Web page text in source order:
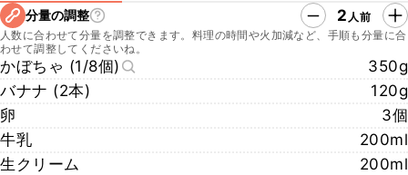
分量の調整 2 人前
人数に合わせて分量を調整できます。料理の時間や火加減など、手順も分量に合
わせて調整してくださいね。
かぼちゃ (1/8個)
350g
バナナ (2本)
120g
卵
3個
牛乳
200ml
生クリーム
200ml